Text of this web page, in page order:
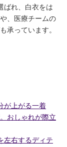
ばれ、白衣をは
、医療チームの
承っています。
が上がる一着
おしゃれが際立
左右するディテ